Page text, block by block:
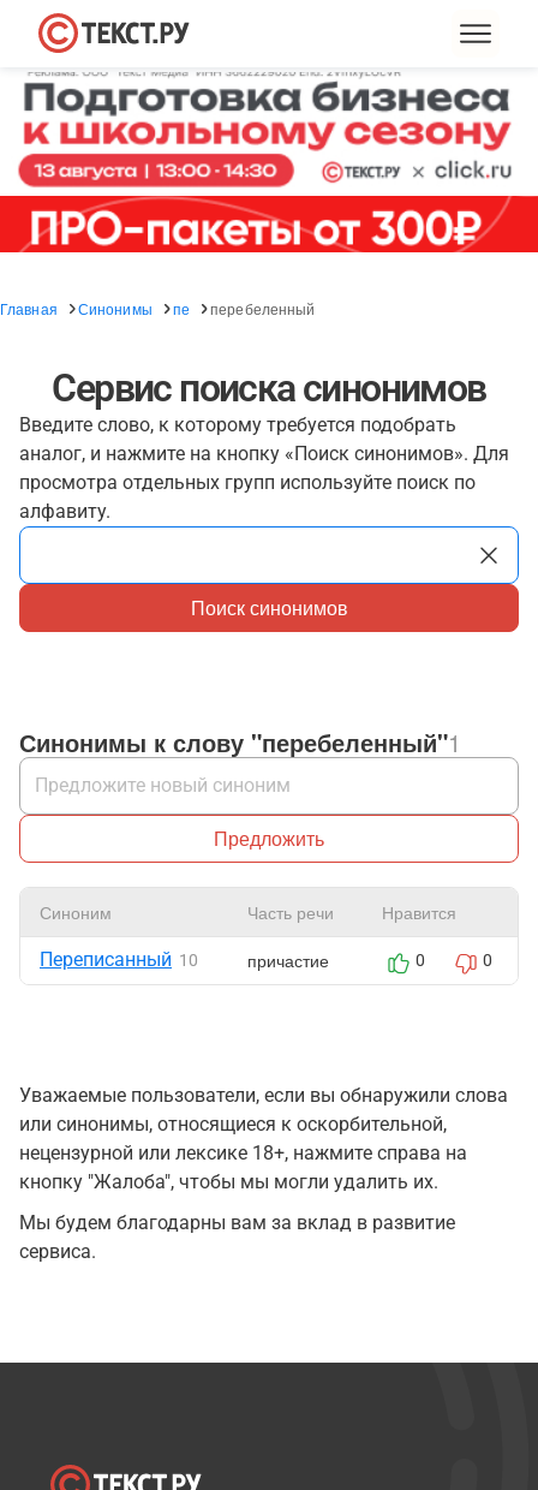
Главная Синонимы пе перебеленный
Сервис поиска синонимов
Введите слово, к которому требуется подобрать
аналог, и нажмите на кнопку «Поиск синонимов». Для
просмотра отдельных групп используйте поиск по
алфавиту.
Поиск синонимов
Синонимы к слову "перебеленный"1
Предложить
Синоним Часть речи Нравится
Переписанный 10 причастие 0 0
Уважаемые пользователи, если вы обнаружили слова
или синонимы, относящиеся к оскорбительной,
нецензурной или лексике 18+, нажмите справа на
кнопку "Жалоба", чтобы мы могли удалить их.
Мы будем благодарны вам за вклад в развитие
сервиса.